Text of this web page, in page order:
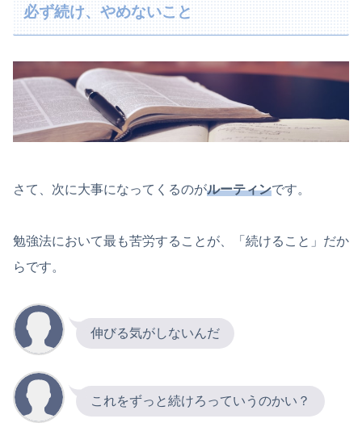
必ず続け、やめないこと
さて、次に大事になってくるのがルーティンです。
勉強法において最も苦労することが、「続けること」だか
らです。
伸びる気がしないんだ
これをずっと続けろっていうのかい？